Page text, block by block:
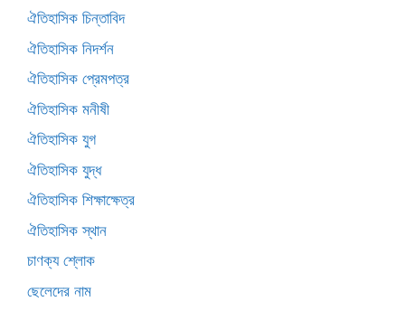
ঐতিহাসিক চিন্তাবিদ
ঐতিহাসিক নিদর্শন
ঐতিহাসিক প্রেমপত্র
ঐতিহাসিক মনীষী
ঐতিহাসিক যুগ
ঐতিহাসিক যুদ্ধ
ঐতিহাসিক শিক্ষাক্ষেত্র
ঐতিহাসিক স্থান
চাণক্য শ্লোক
ছেলেদের নাম